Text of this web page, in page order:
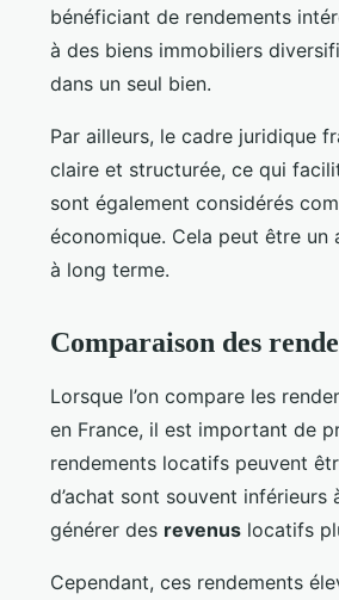
bénéficiant de rendements
à des biens immobiliers
dans un seul bien.
Par ailleurs, le cadre juridique
claire et structurée, ce qui
sont également considérés
économique. Cela peut être
à long terme.
Comparaison des
Lorsque l’on compare les
en France, il est important de
rendements locatifs peuvent
d’achat sont souvent
générer des revenus locatifs
Cependant, ces rendements